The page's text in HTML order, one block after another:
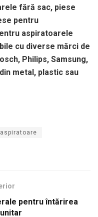
fără sac, piese
pentru
aspiratoarele
cu diverse mărci de
Philips, Samsung,
metal, plastic sau
pentru întărirea